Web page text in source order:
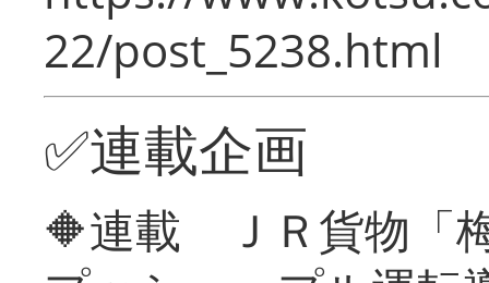
22/post_5238.html
✅連載企画
🔶連載 ＪＲ貨物「